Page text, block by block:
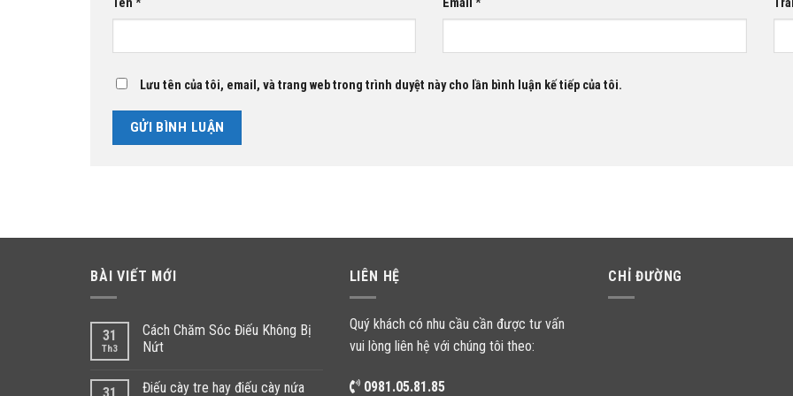
Tên * Email*
Lưu tên của tôi, email, và trang web trong trình duyệt này cho lần bình luận kế tiếp của tôi.
BÀI VIẾT MỚI
31
Th3
Cách Chăm Sóc Điếu Không Bị
Nứt
Điếu cày tre hay điếu cày nứa
LIÊN HỆ
Quý khách có nhu cầu cần được tư vấn
vui lòng liên hệ với chúng tôi theo:
0981.05.81.85
CHỈ ĐƯỜNG